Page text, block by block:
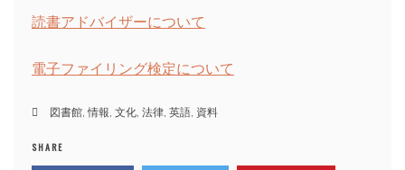
読書アドバイザーについて
電子ファイリング検定について
図書館 ,情報 文化 法律 英語 資料
SHARE